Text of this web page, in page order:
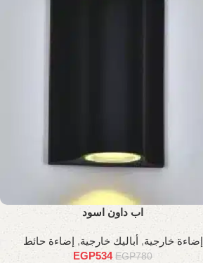
اب داون اسود
إضاءة خارجية, أباليك خارجية, إضاءة حائط
EGP780
EGP534